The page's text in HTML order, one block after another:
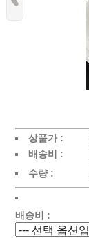
상품가 :
배송비 :
수량 :
배송비 :